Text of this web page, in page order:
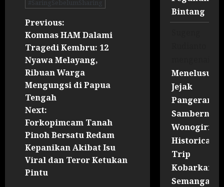
#SaringSebelumSharing
Previous:
Komnas HAM Dalami
Tragedi Kembru: 12
Nyawa Melayang,
Ribuan Warga
Mengungsi di Papua
Tengah
Next:
Forkopimcam Tanah
Pinoh Bersatu Redam
Kepanikan Akibat Isu
Viral dan Teror Ketukan
Pintu
Bintang
Menelusuri
Jejak
Pangeran
Wonogiri
Historical
Trip
Kobarkan
Semangat